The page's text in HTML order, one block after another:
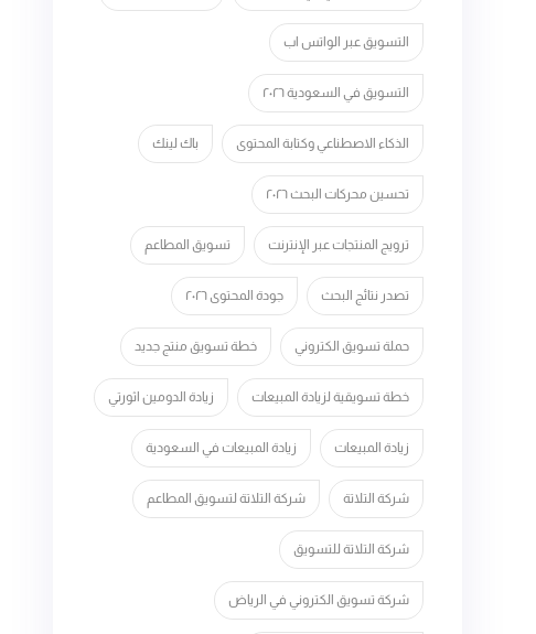
التسويق عبر الواتس اب
التسويق في السعودية ٢٠٢٦
الذكاء الاصطناعي وكتابة المحتوى باك لينك
تحسين محركات البحث ٢٠٢٦
ترويج المنتجات عبر الإنترنت تسويق المطاعم
تصدر نتائج البحث جودة المحتوى ٢٠٢٦
حملة تسويق الكتروني خطة تسويق منتج جديد
خطة تسويقية لزيادة المبيعات زيادة الدومين اثورتي
زيادة المبيعات زيادة المبيعات في السعودية
شركة التلاتة شركة التلاتة لتسويق المطاعم
شركة التلاتة للتسويق
شركة تسويق الكتروني في الرياض